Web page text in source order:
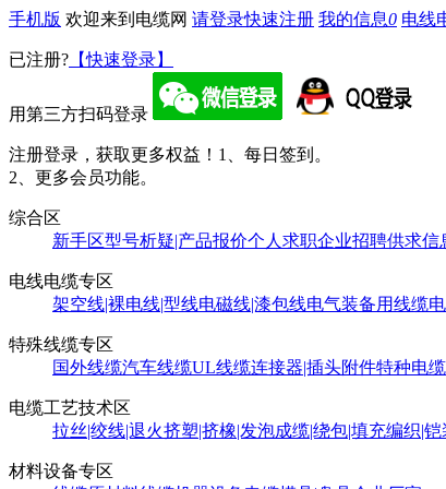
手机版 欢迎来到电缆网 请登录快速注册 我的信息0 电线
已注册? 【快速登录】
用第三方扫码登录
注册登录，获取更多权益！ 1、每日签到。
2、更多会员功能。
综合区
新手区型号析疑|产品报价个人求职企业招聘供求信
电线电缆专区
架空线|裸电线|型线电磁线|漆包线电气装备用线缆
特殊线缆专区
国外线缆汽车线缆UL线缆连接器|插头附件特种电缆
电缆工艺技术区
拉丝|绞线|退火挤塑|挤橡|发泡成缆|绕包|填充编织|铠
材料设备专区